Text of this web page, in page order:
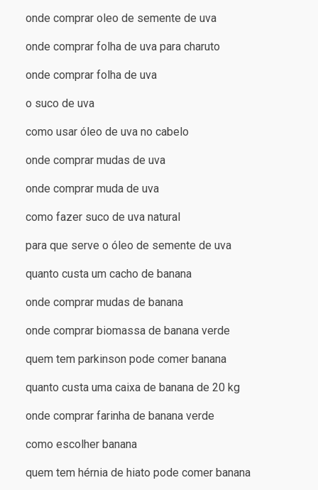
onde comprar oleo de semente de uva
onde comprar folha de uva para charuto
onde comprar folha de uva
o suco de uva
como usar óleo de uva no cabelo
onde comprar mudas de uva
onde comprar muda de uva
como fazer suco de uva natural
para que serve o óleo de semente de uva
quanto custa um cacho de banana
onde comprar mudas de banana
onde comprar biomassa de banana verde
quem tem parkinson pode comer banana
quanto custa uma caixa de banana de 20 kg
onde comprar farinha de banana verde
como escolher banana
quem tem hérnia de hiato pode comer banana